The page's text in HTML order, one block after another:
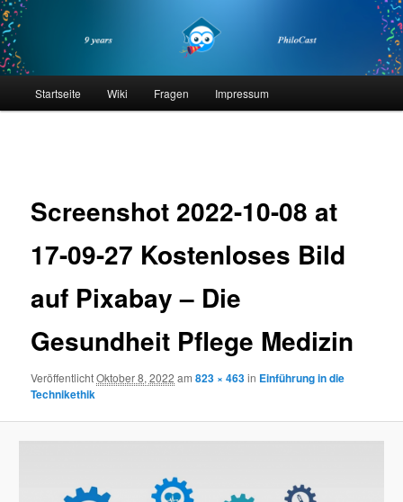
Zum
primären
Inhalt
springenphilocast
Startseite Wiki Fragen Impressum
Screenshot 2022-10-08 at
17-09-27 Kostenloses Bild
auf Pixabay – Die
Gesundheit Pflege Medizin
VeröffentlichtOktober 8, 2022 am823 × 463in Einführung in die
Technikethik